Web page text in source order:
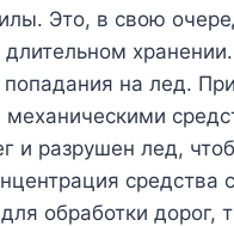
Это, в свою
длительном
на лед.
и разрушен лед,
средства
дорог,